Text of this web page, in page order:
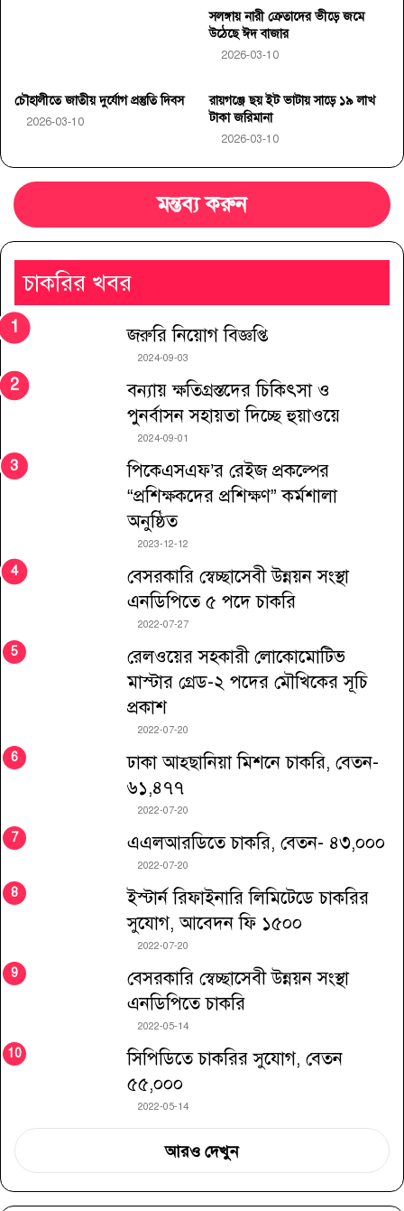
সলঙ্গায় নারী ক্রেতাদের ভীড়ে জমে
উঠেছে ঈদ বাজার
2026-03-10
চৌহালীতে জাতীয় দুর্যোগ প্রস্তুতি দিবস
2026-03-10
রায়গঞ্জে ছয় ইট ভাটায় সাড়ে ১৯ লাখ
টাকা জরিমানা
2026-03-10
মন্তব্য করুন
চাকরির খবর
জরুরি নিয়োগ বিজ্ঞপ্তি
2024-09-03
বন্যায় ক্ষতিগ্রস্তদের চিকিৎসা ও
পুনর্বাসন সহায়তা দিচ্ছে হুয়াওয়ে
2024-09-01
পিকেএসএফ’র রেইজ প্রকল্পের
“প্রশিক্ষকদের প্রশিক্ষণ” কর্মশালা
অনুষ্ঠিত
2023-12-12
বেসরকারি স্বেচ্ছাসেবী উন্নয়ন সংস্থা
এনডিপিতে ৫ পদে চাকরি
2022-07-27
রেলওয়ের সহকারী লোকোমোটিভ
মাস্টার গ্রেড-২ পদের মৌখিকের সূচি
প্রকাশ
2022-07-20
ঢাকা আহ্ছানিয়া মিশনে চাকরি, বেতন-
৬১,৪৭৭
2022-07-20
এএলআরডিতে চাকরি, বেতন- ৪৩,০০০
2022-07-20
ইস্টার্ন রিফাইনারি লিমিটেডে চাকরির
সুযোগ, আবেদন ফি ১৫০০
2022-07-20
বেসরকারি স্বেচ্ছাসেবী উন্নয়ন সংস্থা
এনডিপিতে চাকরি
2022-05-14
সিপিডিতে চাকরির সুযোগ, বেতন
৫৫,০০০
2022-05-14
আরও দেখুন